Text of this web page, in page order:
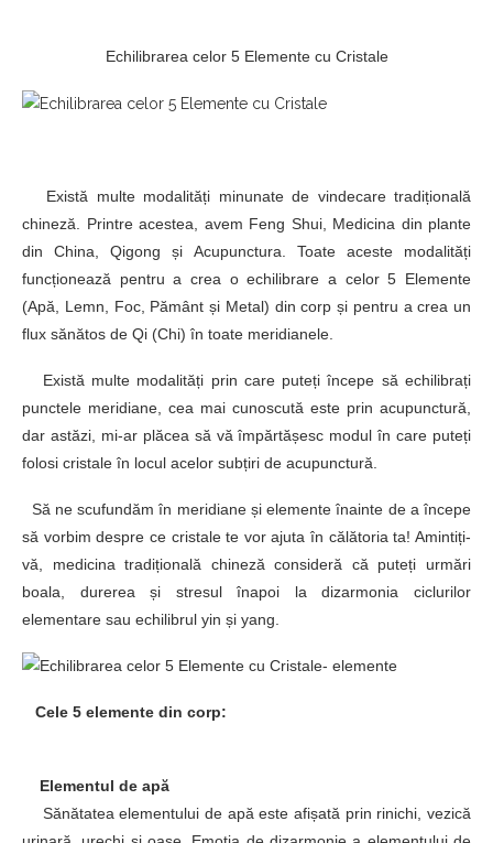
Echilibrarea celor 5 Elemente cu Cristale
Există multe modalități minunate de vindecare tradițională
chineză. Printre acestea, avem Feng Shui, Medicina din plante
din China, Qigong și Acupunctura. Toate aceste modalități
funcționează pentru a crea o echilibrare a celor 5 Elemente
(Apă, Lemn, Foc, Pământ și Metal) din corp și pentru a crea un
flux sănătos de Qi (Chi) în toate meridianele.
Există multe modalități prin care puteți începe să echilibrați
punctele meridiane, cea mai cunoscută este prin acupunctură,
dar astăzi, mi-ar plăcea să vă împărtășesc modul în care puteți
folosi cristale în locul acelor subțiri de acupunctură.
Să ne scufundăm în meridiane și elemente înainte de a începe
să vorbim despre ce cristale te vor ajuta în călătoria ta! Amintiți-
vă, medicina tradițională chineză consideră că puteți urmări
boala, durerea și stresul înapoi la dizarmonia ciclurilor
elementare sau echilibrul yin și yang.
Cele 5 elemente din corp:
Elementul de apă
Sănătatea elementului de apă este afișată prin rinichi, vezică